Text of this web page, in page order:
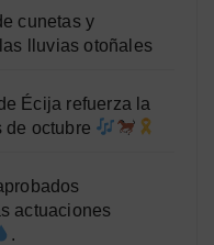
cunetas y
lluvias otoñales
Écija refuerza la
de octubre
actuaciones
.